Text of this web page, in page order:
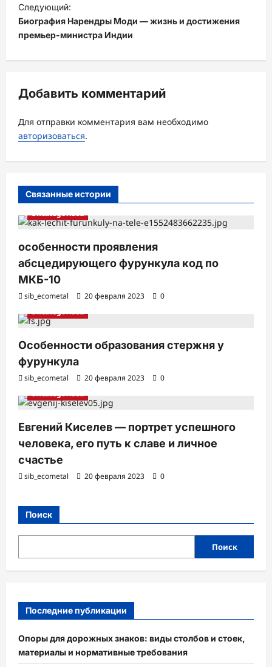
г
а
я
з
а
п
и
Следующий:
Биография Нарендры Моди — жизнь и достижения
премьер-министра Индии
Добавить комментарий
Для отправки комментария вам необходимо
авторизоваться.
Связанные истории
Uncategorised
особенности проявления
абсцедирующего фурункула код по
МКБ-10
sib_ecometal 20 февраля 2023
0
Uncategorised
Особенности образования стержня у
фурункула
sib_ecometal 20 февраля 2023
0
Uncategorised
Евгений Киселев — портрет успешного
человека, его путь к славе и личное
счастье
sib_ecometal 20 февраля 2023 0
Поиск
Поиск
Последние публикации
Опоры для дорожных знаков: виды столбов и стоек,
материалы и нормативные требования